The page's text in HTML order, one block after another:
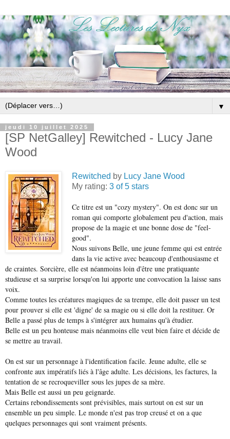
▼
jeudi 10 juillet 2025
[SP NetGalley] Rewitched - Lucy Jane
Wood
Rewitched by Lucy Jane Wood
My rating: 3 of 5 stars
Ce titre est un "cozy mystery". On est donc sur un
roman qui comporte globalement peu d'action, mais
propose de la magie et une bonne dose de "feel-
good".
Nous suivons Belle, une jeune femme qui est entrée
dans la vie active avec beaucoup d'enthousiasme et
de craintes. Sorcière, elle est néanmoins loin d'être une pratiquante
studieuse et sa surprise lorsqu'on lui apporte une convocation la laisse sans
voix.
Comme toutes les créatures magiques de sa trempe, elle doit passer un test
pour prouver si elle est 'digne' de sa magie ou si elle doit la restituer. Or
Belle a passé plus de temps à s'intégrer aux humains qu'à étudier.
Belle est un peu honteuse mais néanmoins elle veut bien faire et décide de
se mettre au travail.
On est sur un personnage à l'identification facile. Jeune adulte, elle se
confronte aux impératifs liés à l'âge adulte. Les décisions, les factures, la
tentation de se recroqueviller sous les jupes de sa mère.
Mais Belle est aussi un peu geignarde.
Certains rebondissements sont prévisibles, mais surtout on est sur un
ensemble un peu simple. Le monde n'est pas trop creusé et on a que
quelques personnages qui sont vraiment présents.